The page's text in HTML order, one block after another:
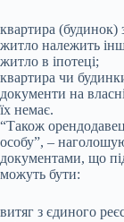
квартира (будинок)
житло належить
житло в іпотеці;
квартира чи
документи на
їх немає.
“Також
особу”, –
документами, що
можуть бути:
витяг з єдиного